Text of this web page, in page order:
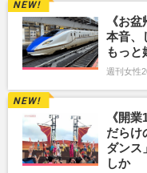
《お
本音、
もっと
週刊女性
《開
だらけ
ダンス
しか